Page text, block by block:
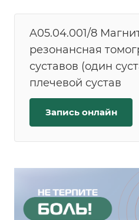
A05.04.001/8
резонансная
суставов (один
плечевой сустав
Запись онлайн